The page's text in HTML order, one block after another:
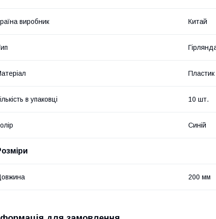
виробник Китай
Пластик
в упаковці 10 шт.
Синій
200 мм